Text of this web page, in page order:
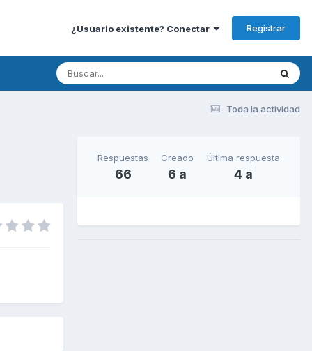
¿Usuario existente? Conectar Registrar
Toda la actividad
Respuestas
66
Creado
6 a
Última respuesta
4 a